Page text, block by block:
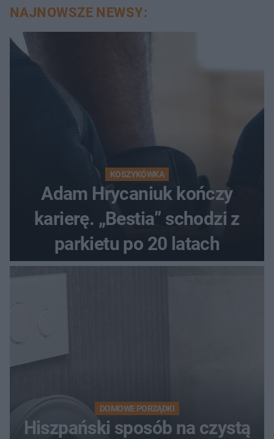
NAJNOWSZE NEWSY:
KOSZYKÓWKA
Adam Hrycaniuk kończy
karierę. „Bestia” schodzi z
parkietu po 20 latach
DOMOWE PORZĄDKI
Hiszpański sposób na czystą